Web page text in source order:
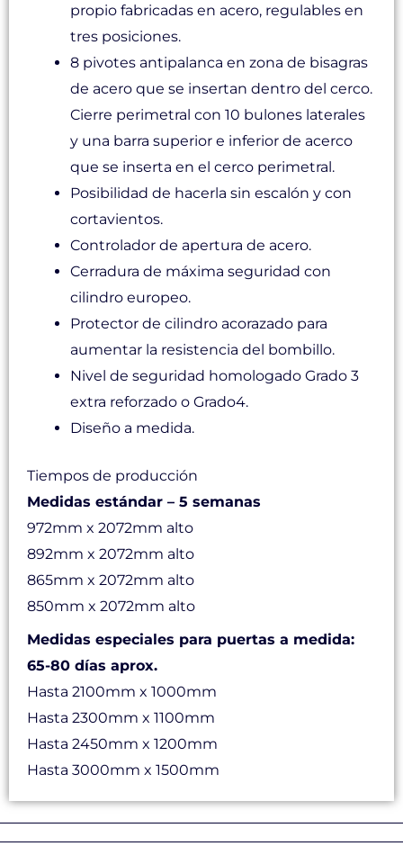
propio fabricadas en acero, regulables en
tres posiciones.
8 pivotes antipalanca en zona de bisagras
de acero que se insertan dentro del cerco.
Cierre perimetral con 10 bulones laterales
y una barra superior e inferior de acerco
que se inserta en el cerco perimetral.
Posibilidad de hacerla sin escalón y con
cortavientos.
Controlador de apertura de acero.
Cerradura de máxima seguridad con
cilindro europeo.
Protector de cilindro acorazado para
aumentar la resistencia del bombillo.
Nivel de seguridad homologado Grado 3
extra reforzado o Grado4.
Diseño a medida.
Tiempos de producción
Medidas estándar – 5 semanas
972mm x 2072mm alto
892mm x 2072mm alto
865mm x 2072mm alto
850mm x 2072mm alto
Medidas especiales para puertas a medida:
65-80 días aprox.
Hasta 2100mm x 1000mm
Hasta 2300mm x 1100mm
Hasta 2450mm x 1200mm
Hasta 3000mm x 1500mm